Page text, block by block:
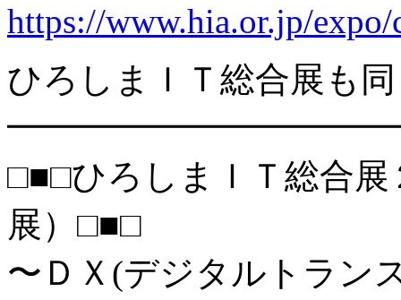
https://www.hia.or.jp/expo/
ひろしまＩＴ総合展も
□■□ひろしまＩＴ総合展
展）□■□
〜ＤＸ(デジタルトラン